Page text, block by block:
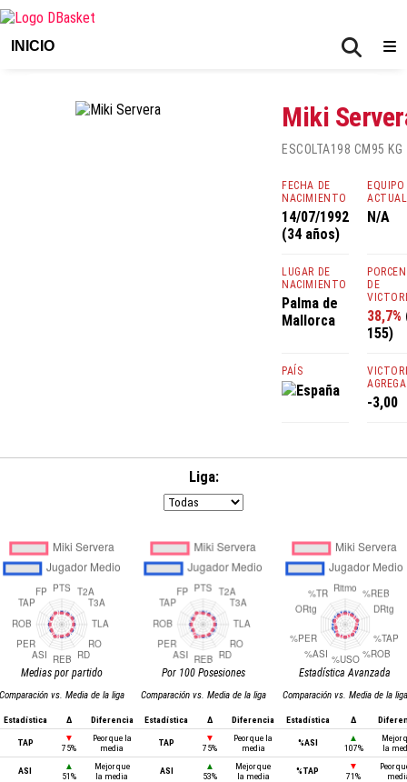
INICIO
Miki
ESCOLTA198 CM 95 KG
FECHA DE
NACIMIENTO
14/07/1992
(34 años)
LUGAR DE
NACIMIENTO
Palma de
Mallorca
PAÍS
España
EQUIPO
ACTUAL
N/A
DE
38,7%
155)
-3,00
Liga:
Medias por partido
Comparación vs. Media de la liga
Estadística Δ Diferencia
TAP
▼
75%
Peor que la
media
ASI
▲
51%
Mejor que
la media
Por 100 Posesiones
Comparación vs. Media de la liga
Estadística Δ Diferencia
TAP
▼
75%
Peor que la
media
ASI
▲
53%
Mejor que
la media
Estadística Avanzada
Comparación vs. Media de la liga
Estadística Δ
%ASI
▲
107%
Mejor
la
%TAP
▼
71%
Peor